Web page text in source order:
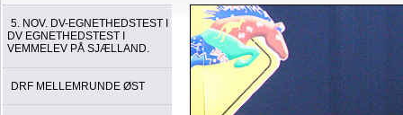
5. NOV. DV-EGNETHEDSTEST I
DV EGNETHEDSTEST I
VEMMELEV PÅ SJÆLLAND.
DRF MELLEMRUNDE ØST